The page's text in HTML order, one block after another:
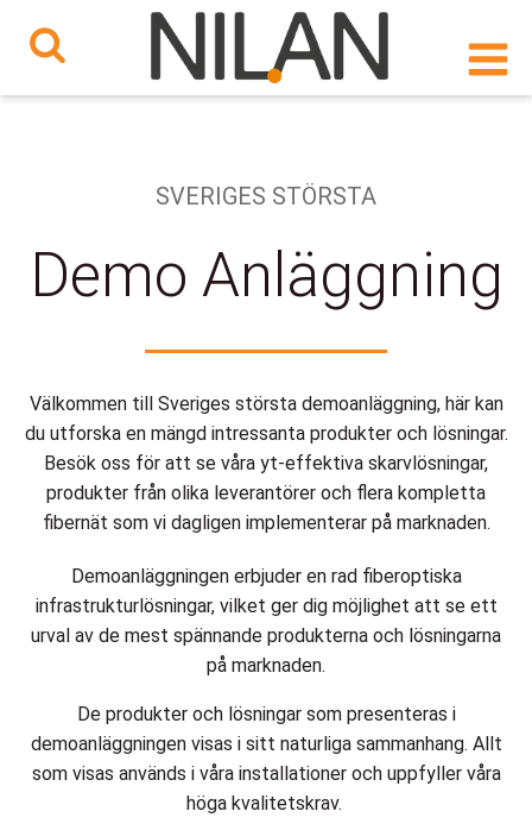
Hoppa
till
innehåll
SVERIGES STÖRSTA
Demo Anläggning
Välkommen till Sveriges största demoanläggning, här kan
du utforska en mängd intressanta produkter och lösningar.
Besök oss för att se våra yt-effektiva skarvlösningar,
produkter från olika leverantörer och flera kompletta
fibernät som vi dagligen implementerar på marknaden.
Demoanläggningen erbjuder en rad fiberoptiska
infrastrukturlösningar, vilket ger dig möjlighet att se ett
urval av de mest spännande produkterna och lösningarna
på marknaden.
De produkter och lösningar som presenteras i
demoanläggningen visas i sitt naturliga sammanhang. Allt
som visas används i våra installationer och uppfyller våra
höga kvalitetskrav.